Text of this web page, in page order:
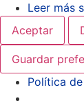
Leer más
Aceptar
Guardar
Política